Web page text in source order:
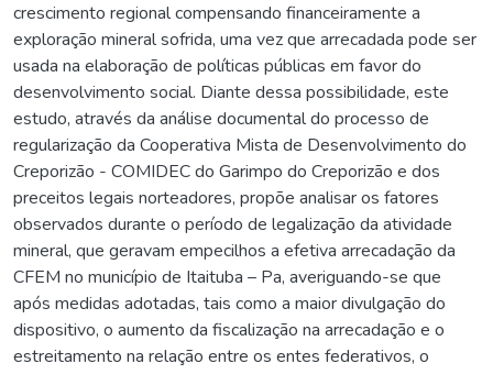
crescimento regional compensando financeiramente a
exploração mineral sofrida, uma vez que arrecadada pode ser
usada na elaboração de políticas públicas em favor do
desenvolvimento social. Diante dessa possibilidade, este
estudo, através da análise documental do processo de
regularização da Cooperativa Mista de Desenvolvimento do
Creporizão - COMIDEC do Garimpo do Creporizão e dos
preceitos legais norteadores, propõe analisar os fatores
observados durante o período de legalização da atividade
mineral, que geravam empecilhos a efetiva arrecadação da
CFEM no município de Itaituba – Pa, averiguando-se que
após medidas adotadas, tais como a maior divulgação do
dispositivo, o aumento da fiscalização na arrecadação e o
estreitamento na relação entre os entes federativos, o